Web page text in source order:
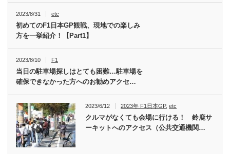
2023/8/31 etc
初めてのF1日本GP観戦、現地での楽しみ
方を一挙紹介！【Part1】
2023/8/10 F1
当日の駐車場探しはとても困難…駐車場を
確保できなかった方へのお勧めアクセ…
2023/6/12 2023年 F1日本GP,etc
クルマがなくても会場に行ける！ 鈴鹿サ
ーキットへのアクセス（公共交通機関…